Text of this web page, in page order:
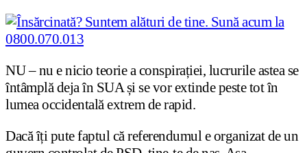
NU – nu e nicio teorie a conspirației, lucrurile astea se
întâmplă deja în SUA și se vor extinde peste tot în
lumea occidentală extrem de rapid.
Dacă îți pute faptul că referendumul e organizat de un